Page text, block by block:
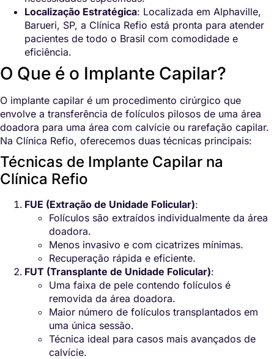
Localização Estratégica: Localizada em Alphaville,
Barueri, SP, a Clínica Refio está pronta para atender
pacientes de todo o Brasil com comodidade e
eficiência.
O Que é o Implante Capilar?
O implante capilar é um procedimento cirúrgico que
envolve a transferência de folículos pilosos de uma área
doadora para uma área com calvície ou rarefação capilar.
Na Clínica Refio, oferecemos duas técnicas principais:
Técnicas de Implante Capilar na
Clínica Refio
FUE (Extração de Unidade Folicular):
Folículos são extraídos individualmente da área
doadora.
Menos invasivo e com cicatrizes mínimas.
Recuperação rápida e eficiente.
FUT (Transplante de Unidade Folicular):
Uma faixa de pele contendo folículos é
removida da área doadora.
Maior número de folículos transplantados em
uma única sessão.
Técnica ideal para casos mais avançados de
calvície.